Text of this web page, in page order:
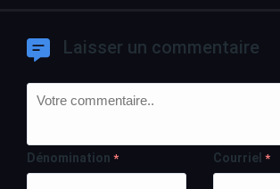
Laisser un commentaire
Dénomination * Courriel *